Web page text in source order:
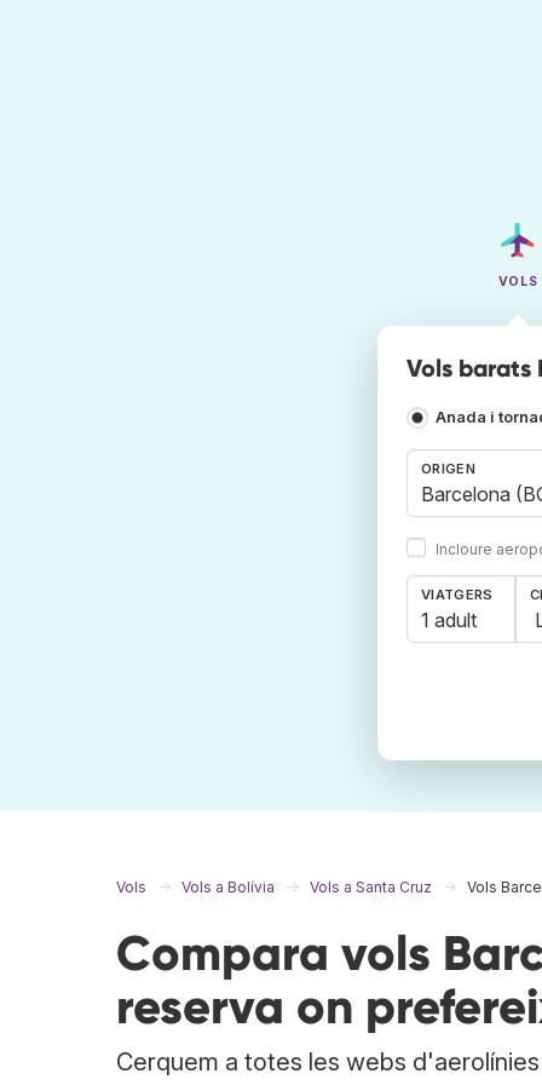
VOLS
Vols barats
Anada i
ORIGEN
Incloure
VIATGERS
1 adult
Vols Vols a Bolívia Vols a Santa Cruz Vols
Compara vols
reserva on
Cerquem a totes les webs